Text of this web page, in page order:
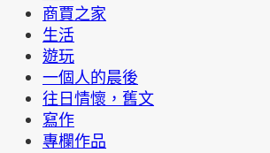
商賈之家
生活
遊玩
一個人的晨後
往日情懷，舊文
寫作
專欄作品